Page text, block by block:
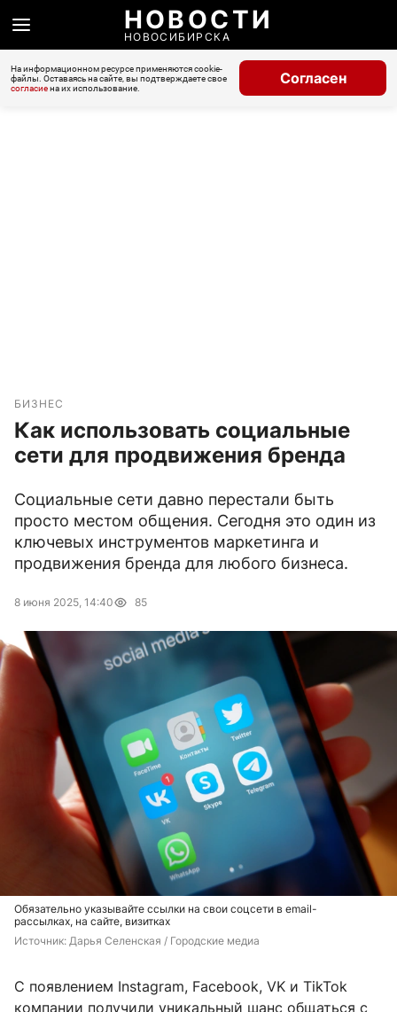
НОВОСТИ
НОВОСИБИРСКА
На информационном ресурсе применяются cookie-
файлы. Оставаясь на сайте, вы подтверждаете свое
согласиена их использование.
Согласен
БИЗНЕС
Как использовать социальные
сети для продвижения бренда
Социальные сети давно перестали быть
просто местом общения. Сегодня это один из
ключевых инструментов маркетинга и
продвижения бренда для любого бизнеса.
8 июня 2025, 14:40 85
Обязательно указывайте ссылки на свои соцсети в email-
рассылках, на сайте, визитках
Источник: Дарья Селенская / Городские медиа
С появлением Instagram, Facebook, VK и TikTok
компании получили уникальный шанс общаться с